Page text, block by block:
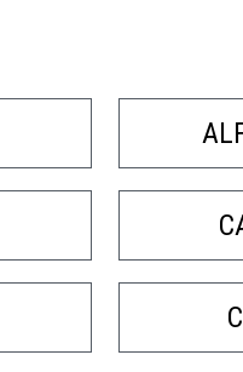
РЕМОНТ И